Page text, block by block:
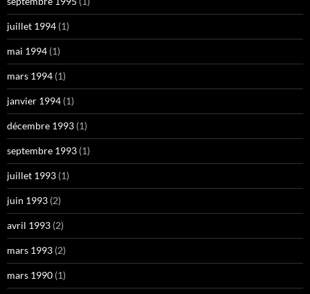
juillet 1994 (1)
mai 1994 (1)
mars 1994 (1)
janvier 1994 (1)
décembre 1993 (1)
septembre 1993 (1)
juillet 1993 (1)
juin 1993 (2)
avril 1993 (2)
mars 1993 (2)
mars 1990 (1)